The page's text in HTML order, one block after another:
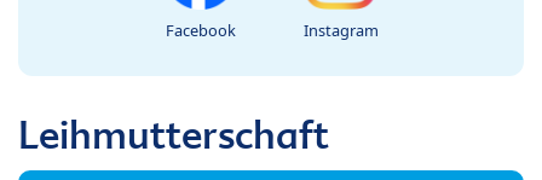
Facebook Instagram
Leihmutterschaft